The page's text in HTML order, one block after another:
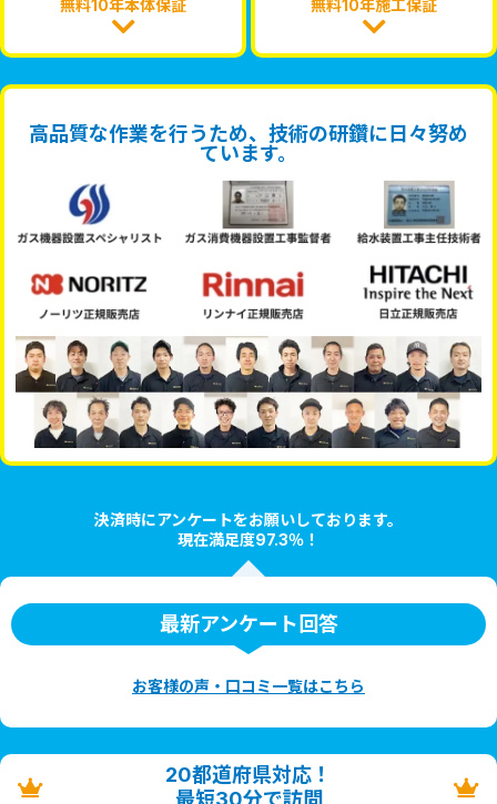
無料10年本体保証 無料10年施工保証
高品質な作業を行うため、技術の研鑽に日々努め
ています。
決済時にアンケートをお願いしております。
現在満足度97.3％！
最新アンケート回答
お客様の声・口コミ一覧はこちら
20都道府県対応！
最短30分で訪問